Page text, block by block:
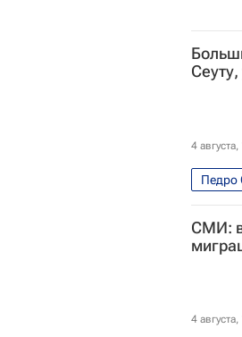
4
Педро
СМИ: в
4